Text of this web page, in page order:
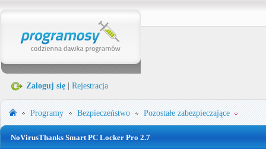
Zaloguj się Rejestracja
Programy Bezpieczeństwo Pozostałe zabezpieczające
NoVirusThanks Smart PC Locker Pro 2.7